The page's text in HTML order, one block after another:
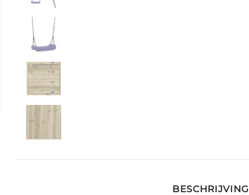
BESCHRIJVING